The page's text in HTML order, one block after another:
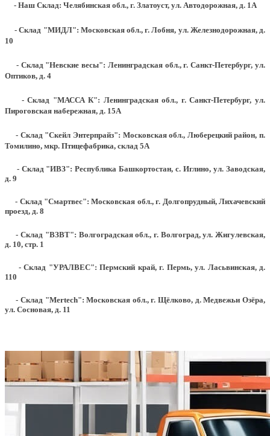
- Наш Склад: Челябинская обл., г. Златоуст, ул. Автодорожная, д. 1А
- Склад "МИДЛ": Московская обл., г. Лобня, ул. Железнодорожная, д.
10
- Склад "Невские весы": Ленинградская обл., г. Санкт-Петербург, ул.
Оптиков, д. 4
- Склад "МАССА К": Ленинградская обл., г. Санкт-Петербург, ул.
Пироговская набережная, д. 15А
- Склад "Скейл Энтерпрайз": Московская обл., Люберецкий район, п.
Томилино, мкр. Птицефабрика, склад 5А
- Склад "ИВЗ": Республика Башкортостан, с. Иглино, ул. Заводская,
д. 9
- Склад "Смартвес":Московская обл., г. Долгопрудный, Лихачевский
проезд, д. 8
- Склад "ВЗВТ": Волгоградская обл., г. Волгоград, ул. Жигулевская,
д. 10, стр. 1
- Склад "УРАЛВЕС": Пермский край, г. Пермь, ул. Ласьвинская, д.
110
- Склад "Mertech": Московская обл., г. Щёлково, д. Медвежьи Озёра,
ул. Сосновая, д. 11